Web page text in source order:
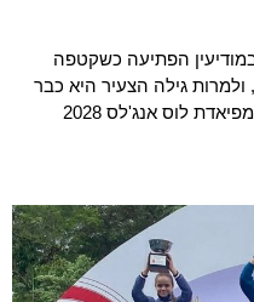
הג'ודו במודיעין הפתיעה כשקטפה
גילה הצעיר היא כבר
לוס אנג'לס 2028